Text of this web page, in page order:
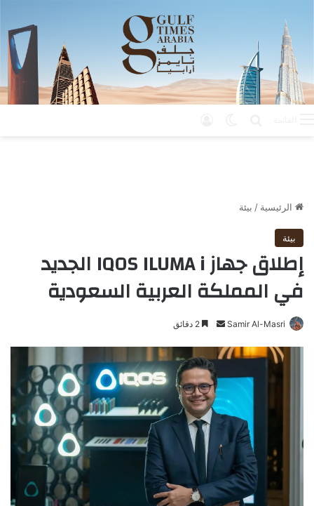
الرئيسية / بيئة
بيئة
إطلاق جهاز IQOS ILUMA i الجديد
في المملكة العربية السعودية
Samir Al-Masri
س
ل
ب
ر
ا